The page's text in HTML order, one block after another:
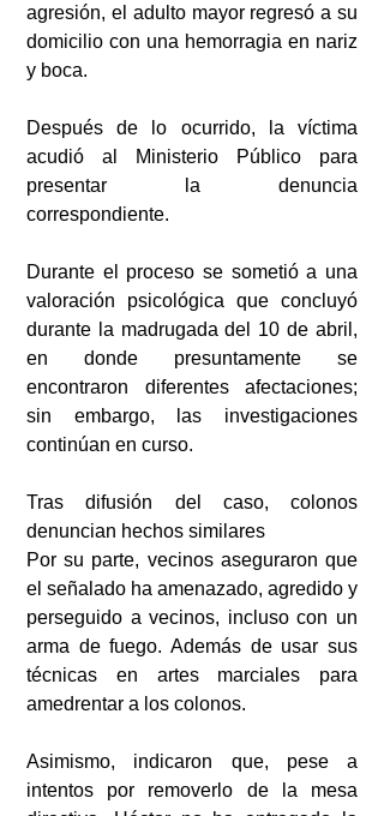
agresión, el adulto mayor regresó a su
domicilio con una hemorragia en nariz
y boca.
Después de lo ocurrido, la víctima
acudió al Ministerio Público para
presentar la denuncia
correspondiente.
Durante el proceso se sometió a una
valoración psicológica que concluyó
durante la madrugada del 10 de abril,
en donde presuntamente se
encontraron diferentes afectaciones;
sin embargo, las investigaciones
continúan en curso.
Tras difusión del caso, colonos
denuncian hechos similares
Por su parte, vecinos aseguraron que
el señalado ha amenazado, agredido y
perseguido a vecinos, incluso con un
arma de fuego. Además de usar sus
técnicas en artes marciales para
amedrentar a los colonos.
Asimismo, indicaron que, pese a
intentos por removerlo de la mesa